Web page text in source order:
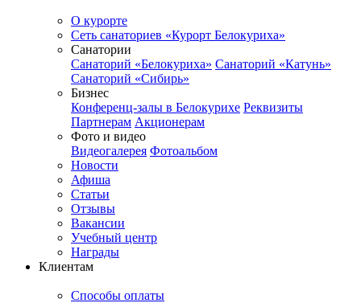
О курорте
Сеть санаториев «Курорт Белокуриха»
Санатории
Санаторий «Белокуриха» Санаторий «Катунь»
Санаторий «Сибирь»
Бизнес
Конференц-залы в Белокурихе Реквизиты
Партнерам Акционерам
Фото и видео
Видеогалерея Фотоальбом
Новости
Афиша
Статьи
Отзывы
Вакансии
Учебный центр
Награды
Клиентам
Способы оплаты